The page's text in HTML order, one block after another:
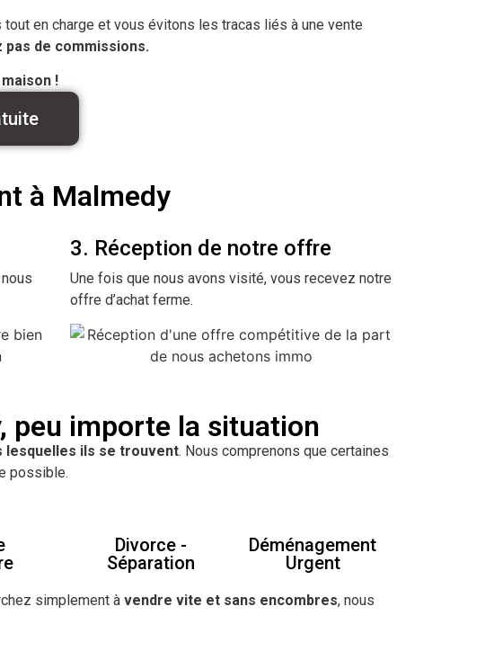
tout en charge et vous évitons les tracas liés à une vente
de commissions.
!
à Malmedy
3. Réception de notre offre
Une fois que nous avons visité, vous recevez notre
offre d’achat ferme.
peu importe la situation
lesquelles ils se trouvent. Nous comprenons que certaines
possible.
Divorce -
Séparation
Déménagement
Urgent
simplement à vendre vite et sans encombres, nous